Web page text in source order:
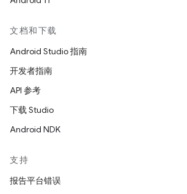
文档和下载
Android Studio 指南
开发者指南
API 参考
下载 Studio
Android NDK
支持
报告平台错误